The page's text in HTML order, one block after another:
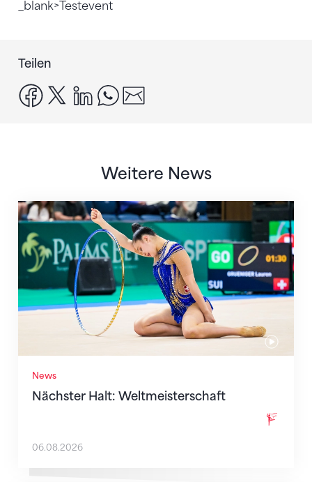
_blank>Testevent
Teilen
facebook
x linkedinwhatsapp
Weitere News
News
Nächster Halt: Weltmeisterschaft
Nächster Halt: Weltmeisterschaft
06.08.2026